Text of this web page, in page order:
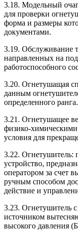
3.18. Модельный
для проверки
форма и размеры
документами.
3.19. Обслуживание
направленных на
работоспособного
3.20. Огнетушащая
данным
определенного ранга.
3.21. Огнетушащее
физико-
условия для
3.22. Огнетушитель:
устройство,
оператором за счет
ручным способом
действие и
3.23. Огнетушитель
источником
высокого давления